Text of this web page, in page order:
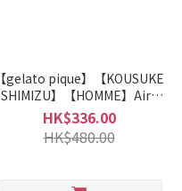
【gelato pique】【KOUSUKE
SHIMIZU】【HOMME】Airy
moco 男裝拖鞋 PHGS232989
HK$336.00
HK$480.00